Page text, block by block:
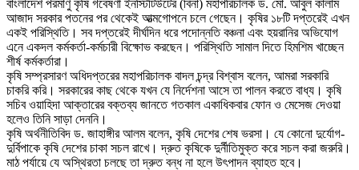
বাংলাদেশ পরমাণু কৃষি গবেষণা ইনস্টিটিউটের (বিনা) মহাপরিচালক ড. মো. আবুল কালাম
আজাদ সরকার পতনের পর থেকেই আত্মগোপনে চলে গেছেন। কৃষির ১৮টি দপ্তরেই এখন
একই পরিস্থিতি। সব দপ্তরেই দীর্ঘদিন ধরে পদোন্নতি বঞ্চনা এবং হয়রানির অভিযোগ
এনে একদল কর্মকর্তা-কর্মচারী বিক্ষোভ করছেন। পরিস্থিতি সামাল দিতে হিমশিম খাচ্ছেন
শীর্ষ কর্মকর্তারা।
কৃষি সম্প্রসারণ অধিদপ্তরের মহাপরিচালক বাদল চন্দ্র বিশ্বাস বলেন, আমরা সরকারি
চাকরি করি। সরকারের কাছ থেকে যখন যে নির্দেশনা আসে তা পালন করতে বাধ্য। কৃষি
সচিব ওয়াহিদা আক্তারের বক্তব্য জানতে গতকাল একাধিকবার ফোন ও মেসেজ দেওয়া
হলেও তিনি সাড়া দেননি।
কৃষি অর্থনীতিবিদ ড. জাহাঙ্গীর আলম বলেন, কৃষি দেশের শেষ ভরসা। যে কোনো দুর্যোগ-
দুর্বিপাকে কৃষি দেশের চাকা সচল রাখে। দ্রুত কৃষিকে দুর্নীতিমুক্ত করে সচল করা জরুরি।
মাঠ পর্যায়ে যে অস্থিরতা চলছে তা দ্রুত বন্ধ না হলে উৎপাদন ব্যাহত হবে।